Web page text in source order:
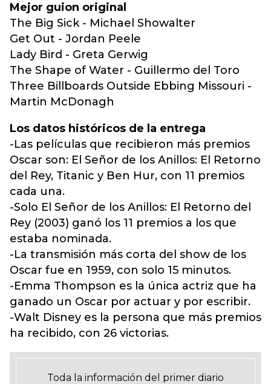
Mejor guion original
The Big Sick - Michael Showalter
Get Out - Jordan Peele
Lady Bird - Greta Gerwig
The Shape of Water - Guillermo del Toro
Three Billboards Outside Ebbing Missouri -
Martin McDonagh
Los datos históricos de la entrega
-Las películas que recibieron más premios
Oscar son: El Señor de los Anillos: El Retorno
del Rey, Titanic y Ben Hur, con 11 premios
cada una.
-Solo El Señor de los Anillos: El Retorno del
Rey (2003) ganó los 11 premios a los que
estaba nominada.
-La transmisión más corta del show de los
Oscar fue en 1959, con solo 15 minutos.
-Emma Thompson es la única actriz que ha
ganado un Oscar por actuar y por escribir.
-Walt Disney es la persona que más premios
ha recibido, con 26 victorias.
Toda la información del primer diario